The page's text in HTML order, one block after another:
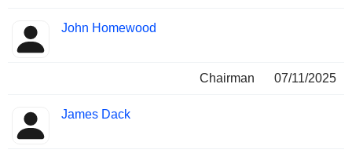
John Homewood
Chairman 07/11/2025
James Dack